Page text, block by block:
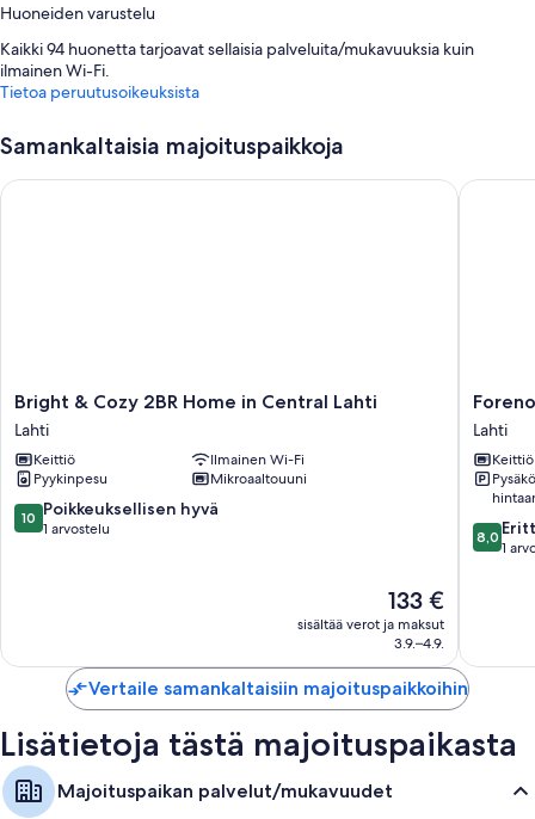
Huoneiden varustelu
Kaikki 94 huonetta tarjoavat sellaisia palveluita/mukavuuksia kuin
ilmainen Wi-Fi.
Muihin huoneiden mukavuuksiin lukeutuvat:
Vedenkeittimet ja lämmitys
Tietoa peruutusoikeuksista
Samankaltaisia majoituspaikkoja
Bright
&
Cozy
2BR
Home
in
Central
Bright & Cozy 2BR Home in Central Lahti
Lahti
Keittiö
Ilmainen Wi-Fi
Pyykinpesu
Mikroaaltouuni
10.0
kautta
10 Poikkeuksellisen hyvä
1 arvostelu
Hinta
on
133 €
133 €
sisältää verot ja maksut
3.9.–4.9.
Bright & Cozy 2BR Home in Central Lahti
Apts
Lahti
Hennala
Lahti
Lahti
Keittiö
8.0
kautta
8,0
1
Vertaile samankaltaisiin majoituspaikkoihin
Lisätietoja tästä majoituspaikasta
Majoituspaikan palvelut/mukavuudet